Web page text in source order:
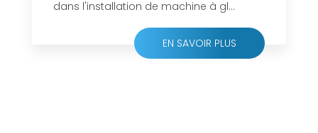
dans l'installation de machine à gl...
EN SAVOIR PLUS